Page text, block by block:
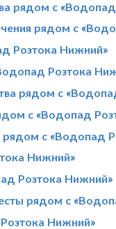
рядом с
рядом с
Розтока Нижний»
Розтока
рядом с
с «Водопад
рядом с «Водопад
Нижний»
Розтока Нижний»
рядом с
Нижний»